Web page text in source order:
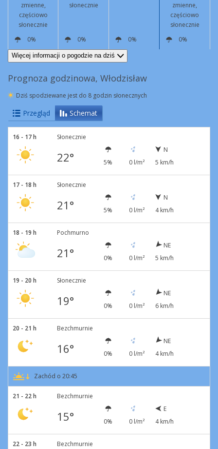
zmienne,
częściowo
słonecznie
słonecznie
zmienne,
częściowo
słonecznie
0%
0% 0%
0%
NW
7 km/h NE
5 km/h
Więcej informacji o pogodzie na dziś
Prognoza godzinowa, Włodzisław
Dziś spodziewane jest do 8 godzin słonecznych
Przegląd Schemat
16 - 17 h Słonecznie
22° 5% 0 l/m²
N
5 km/h
17 - 18 h Słonecznie
21° 5% 0 l/m²
N
4 km/h
18 - 19 h Pochmurno
21° 0% 0 l/m²
NE
5 km/h
19 - 20 h Słonecznie
19° 0% 0 l/m²
NE
6 km/h
20 - 21 h Bezchmurnie
16° 0% 0 l/m²
NE
4 km/h
Zachód o 20:45
21 - 22 h Bezchmurnie
15° 0% 0 l/m²
E
4 km/h
22 - 23 h Bezchmurnie